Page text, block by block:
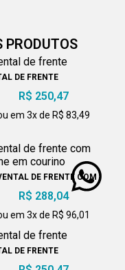
PRODUTOS
DE FRENTE
R$ 250,47
em 3x de R$ 83,49
DE FRENTE COM
DETALHE EM COURINO
R$ 288,04
em 3x de R$ 96,01
DE FRENTE